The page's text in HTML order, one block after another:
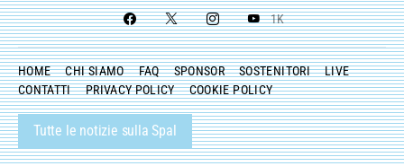
1K
HOME CHI SIAMO FAQ SPONSOR SOSTENITORI
LIVE
CONTATTI
PRIVACY POLICY COOKIE POLICY
Tutte le notizie sulla Spal